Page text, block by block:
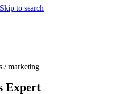
Skip to search
/ marketing
Expert